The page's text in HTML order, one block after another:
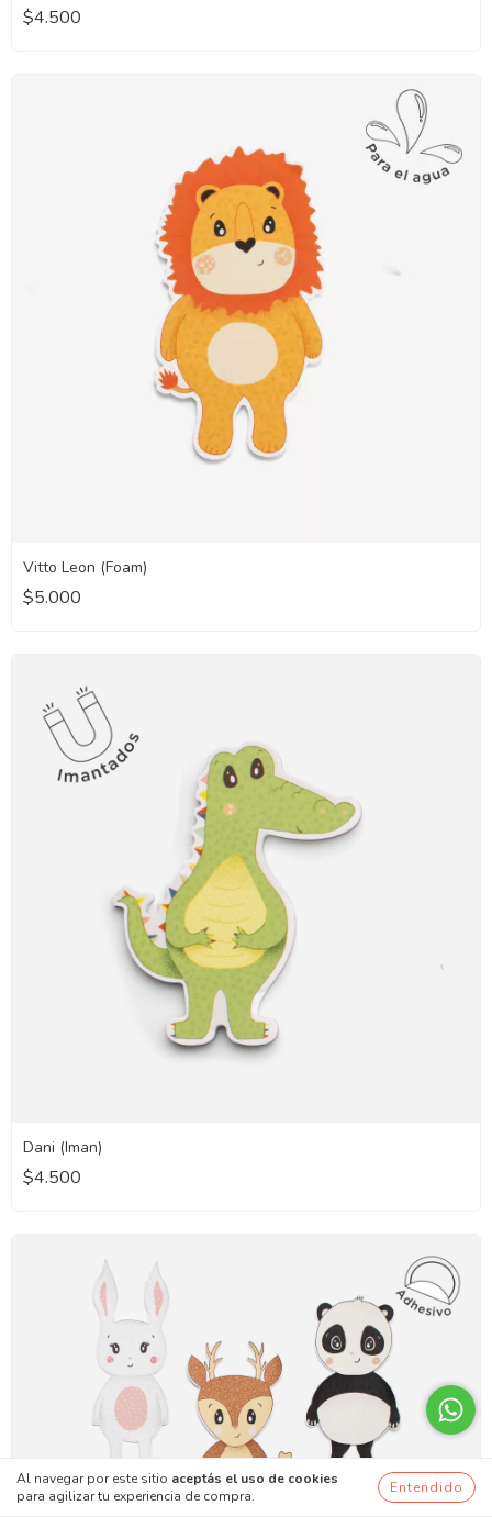
Al navegar por este sitio aceptás el uso de cookies
para agilizar tu experiencia de compra.
Entendido
$4.500
Vitto Leon (Foam)
$5.000
Dani (Iman)
$4.500